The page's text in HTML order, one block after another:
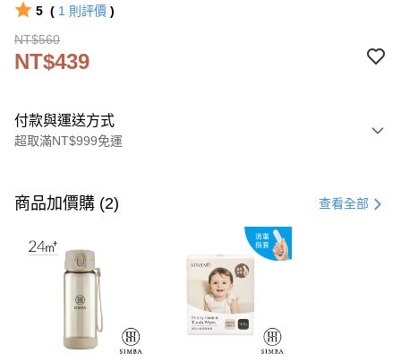
5 ( 1 則評價 )
NT$560
NT$439
付款與運送方式
超取滿NT$999免運
信用卡一次付款
Apple Pay
商品加價購 (2) 查看全部